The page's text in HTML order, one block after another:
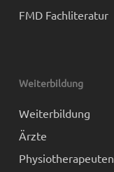
FMD Fachliteratur
Weiterbildung
Weiterbildung
Ärzte
Physiotherapeuten